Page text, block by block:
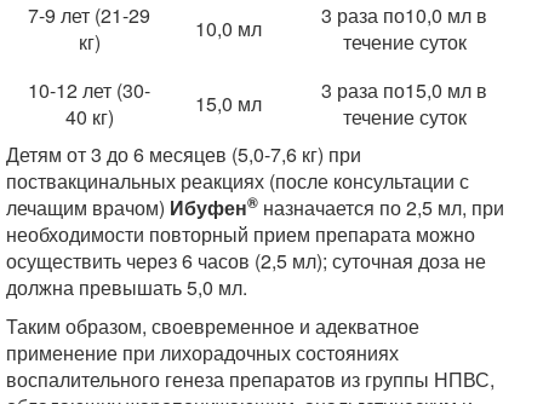
7-9 лет (21-29
кг)
10,0 мл
3 раза по10,0 мл в
течение суток
10-12 лет (30-
40 кг)
15,0 мл
3 раза по15,0 мл в
течение суток
Детям от 3 до 6 месяцев (5,0-7,6 кг) при
поствакцинальных реакциях (после консультации с
лечащим врачом) Ибуфен® назначается по 2,5 мл, при
необходимости повторный прием препарата можно
осуществить через 6 часов (2,5 мл); суточная доза не
должна превышать 5,0 мл.
Таким образом, своевременное и адекватное
применение при лихорадочных состояниях
воспалительного генеза препаратов из группы НПВС,